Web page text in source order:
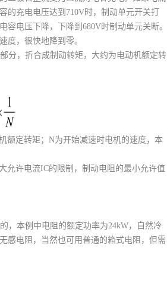
充电电压达到710V时，制动单元开关打
电压下降，下降到680V时制动单元关断。
度，很快地降到零。
分，折合成制动转矩，大约为电动机额定转
额定转矩；N为开始减速时电机的速度，本
允许电流IC的限制，制动电阻的最小允许值
，本例中电阻的额定功率为24kW，自然冷
感电阻，当然也可用普通的箱式电阻，但需